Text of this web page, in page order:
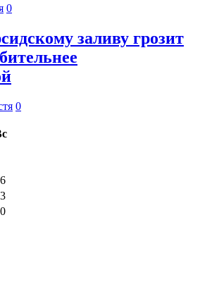
0
заливу грозит
0